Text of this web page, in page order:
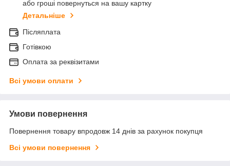
або гроші повернуться на вашу картку
Детальніше
Післяплата
Готівкою
Оплата за реквізитами
Всі умови оплати
Умови повернення
Повернення товару впродовж 14 днів за рахунок покупця
Всі умови повернення